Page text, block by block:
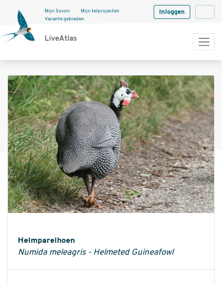
LiveAtlas
Mijn Sovon
Mijn telprojecten
Vacante gebieden
Inloggen
Helmparelhoen
Numida meleagris - Helmeted Guineafowl